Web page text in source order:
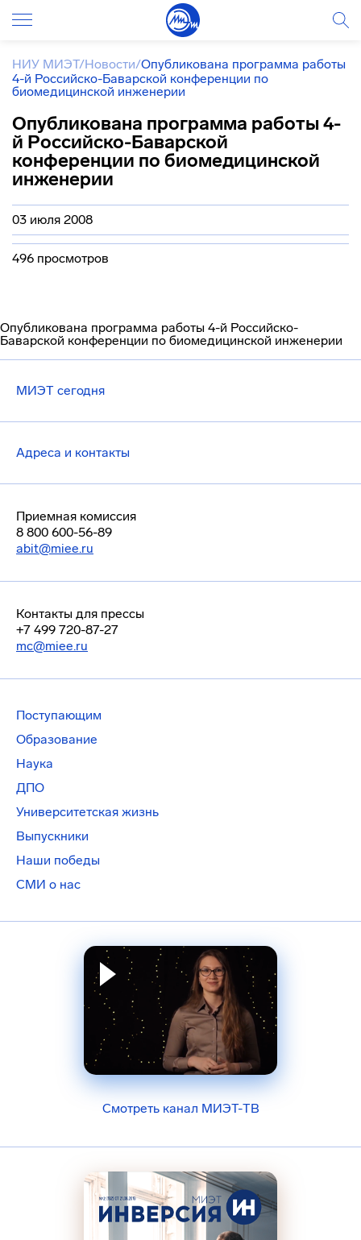
НИУ МИЭТ/Новости/Опубликована программа работы
4-й Российско-Баварской конференции по
биомедицинской инженерии
Опубликована программа работы 4-
й Российско-Баварской
конференции по биомедицинской
инженерии
03 июля 2008
496 просмотров
Опубликована программа работы 4-й Российско-
Баварской конференции по биомедицинской инженерии
МИЭТ сегодня
Адреса и контакты
Приемная комиссия
8 800 600-56-89
abit@miee.ru
Контакты для прессы
+7 499 720-87-27
mc@miee.ru
Поступающим
Образование
Наука
ДПО
Университетская жизнь
Выпускники
Наши победы
СМИ о нас
Смотреть канал МИЭТ-ТВ